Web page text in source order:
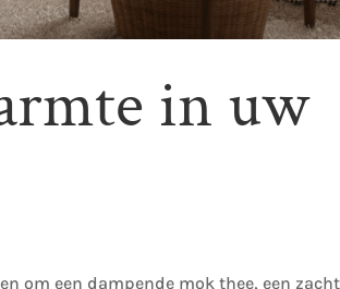
in uw
om een dampende mok thee, een